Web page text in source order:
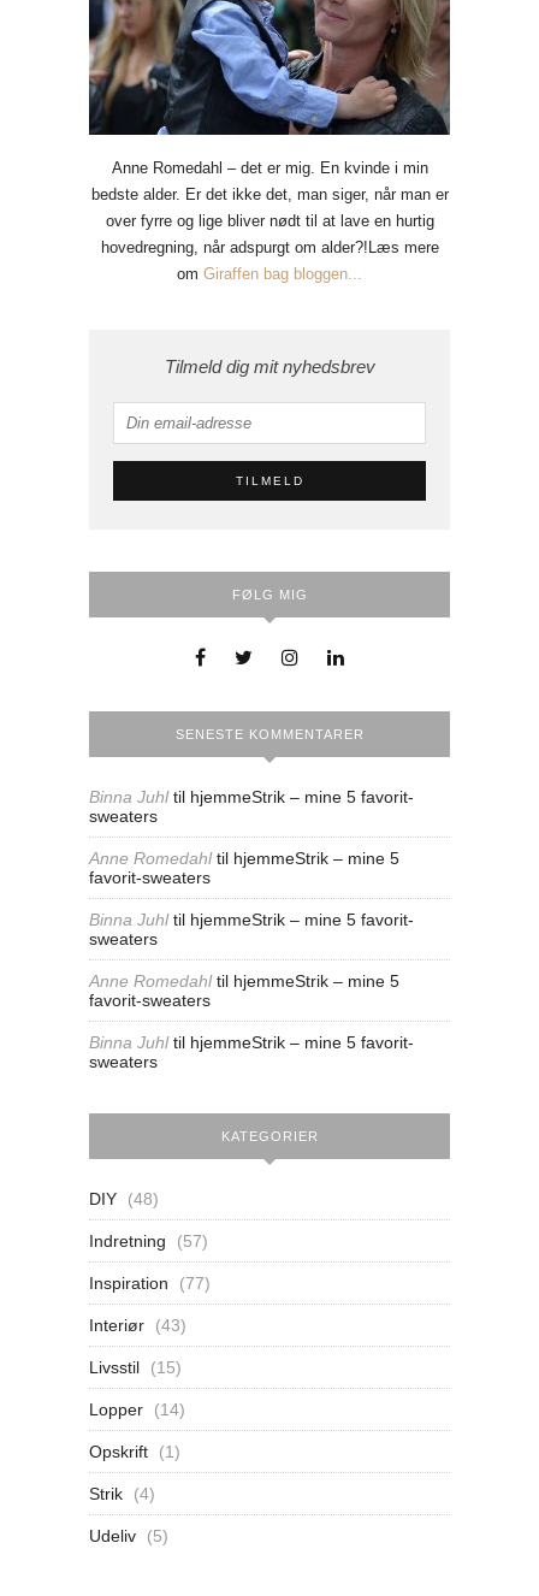
Anne Romedahl – det er mig. En kvinde i min
bedste alder. Er det ikke det, man siger, når man er
over fyrre og lige bliver nødt til at lave en hurtig
hovedregning, når adspurgt om alder?!Læs mere
om Giraffen bag bloggen...
Tilmeld dig mit nyhedsbrev
FØLG MIG
SENESTE KOMMENTARER
Binna Juhltil hjemmeStrik – mine 5 favorit-
sweaters
Anne Romedahltil hjemmeStrik – mine 5
favorit-sweaters
Binna Juhltil hjemmeStrik – mine 5 favorit-
sweaters
Anne Romedahltil hjemmeStrik – mine 5
favorit-sweaters
Binna Juhltil hjemmeStrik – mine 5 favorit-
sweaters
KATEGORIER
DIY (48)
Indretning (57)
Inspiration (77)
Interiør (43)
Livsstil (15)
Lopper (14)
Opskrift (1)
Strik (4)
Udeliv (5)